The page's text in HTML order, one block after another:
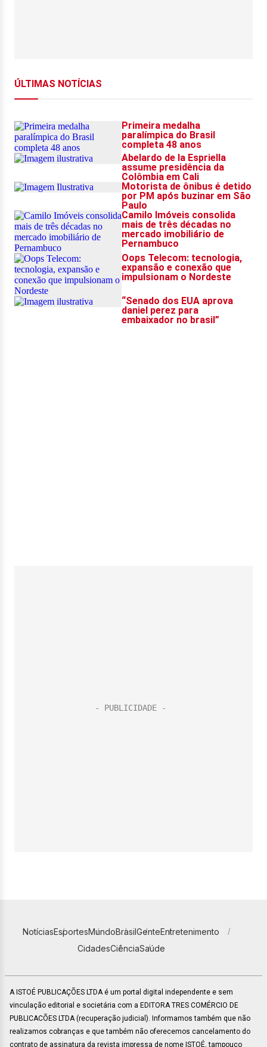
NotíciasEsportesMundoBrasilGenteEntretenimento
CidadesCiênciaSaúde
A ISTOÉ PUBLICAÇÕES LTDA é um portal digital independente e sem
vinculação editorial e societária com a EDITORA TRES COMÉRCIO DE
PUBLICACÕES LTDA (recuperação judicial). Informamos também que não
realizamos cobranças e que também não oferecemos cancelamento do
contrato de assinatura da revista impressa de nome ISTOÉ, tampouco